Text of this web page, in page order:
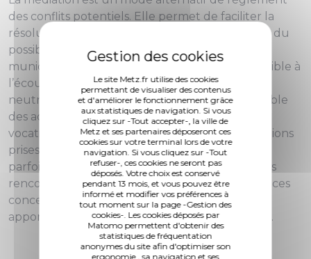
Le site Metz.fr utilise des cookies
permettant de visualiser des contenus
et d'améliorer le fonctionnement grâce
aux statistiques de navigation. Si vous
cliquez sur -Tout accepter-, la ville de
Metz et ses partenaires déposeront ces
cookies sur votre terminal lors de votre
navigation. Si vous cliquez sur -Tout
refuser-, ces cookies ne seront pas
déposés. Votre choix est conservé
pendant 13 mois, et vous pouvez être
informé et modifier vos préférences à
tout moment sur la page -Gestion des
cookies-. Les cookies déposés par
Matomo permettent d'obtenir des
statistiques de fréquentation
anonymes du site afin d'optimiser son
ergonomie , sa navigation et ses
des conflits potentiels. Elle permet de faciliter la
résolution des litiges et d’éviter, dans la mesure du
possible, le recours judiciaire. Le médiateur
municipal devient ainsi un interlocuteur disponible à
l’écoute en toute confidentialité, équité et
neutralité, un facilitateur ayant accès à l’ensemble
des acteurs municipaux, un tiers ayant pour
vocation d’expliquer les décisions et les orientations
prises et à décortiquer le langage administratifs
parfois abscons. En fonction des problématiques
rencontrées il sera possible de voir avec les services
concernés si des améliorations pourraient être
apportées dans les services rendus aux usagers.